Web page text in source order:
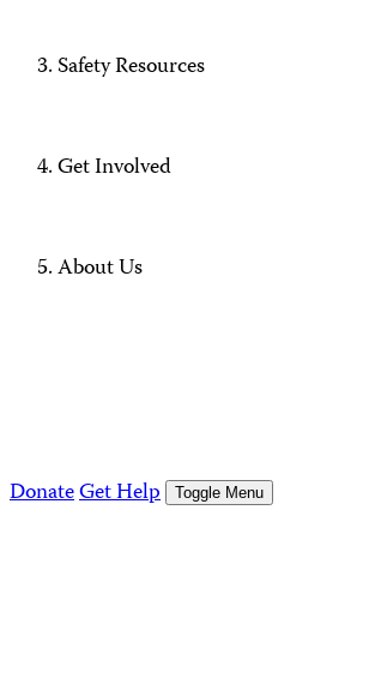
Safety Resources
Get Involved
About Us
DonateGet Help Toggle Menu